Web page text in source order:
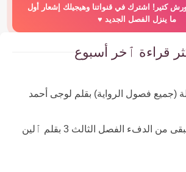
كتير! اشترك في قنواتنا وهيجيلك إشعار أول
ما ينزل الفصل الجديد ♥️
قراءة ٱخر أسبوع
(جميع فصول الرواية) بقلم لوجى أحمد
رواية ليل وما تبقى من الدفء الفصل الثالث 3 بقلم ٱلين